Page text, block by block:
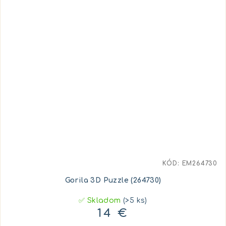
Gorila 3D Puzzle (264730)
✅ Skladom(>5 ks)
14 €
KÓD: EM264730